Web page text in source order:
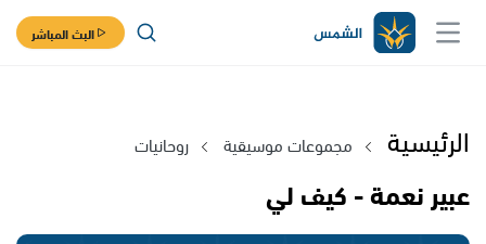
البث المباشر
الرئيسية مجموعات موسيقية روحانيات
عبير نعمة - كيف لي